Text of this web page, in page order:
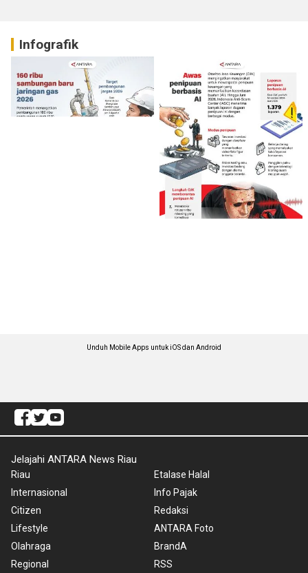
Infografik
Unduh Mobile Apps untuk iOS dan Android
Jelajahi ANTARA News Riau
Riau
Internasional
Citizen
Lifestyle
Olahraga
Regional
Etalase Halal
Info Pajak
Redaksi
ANTARA Foto
BrandA
RSS